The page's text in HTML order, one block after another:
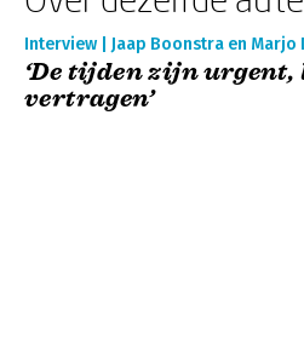
Interview | Jaap Boonstra en Marjo
‘De tijden zijn urgent,
vertragen’